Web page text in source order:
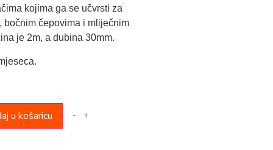
kojima ga se učvrsti za
bočnim čepovima i mliječnim
je 2m, a dubina 30mm.
- +
u košaricu